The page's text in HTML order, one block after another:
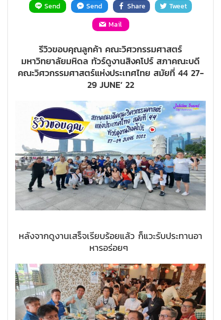
Send Send Share
Tweet
Mail
รีวิวขอบคุณลูกค้า คณะวิศวกรรมศาสตร์
มหาวิทยาลัยมหิดล ทัวร์ดูงานสิงคโปร์ สภาคณะบดี
คณะวิศวกรรมศาสตร์แห่งประเทศไทย สมัยที่ 44 27-
29 JUNE’ 22
หลังจากดูงานเสร็จเรียบร้อยแล้ว ก็แวะรับประทานอา
หารอร่อยๆ